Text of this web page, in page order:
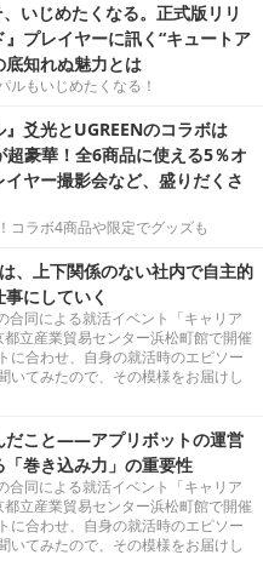
いじめたくなる。正式版リリ
プレイヤーに訊く“キュートア
底知れぬ魅力とは
ルもいじめたくなる！
』爻光とUGREENのコラボは
超豪華！全6商品に使える5％オ
ヤー撮影会など、盛りだくさ
コラボ4商品や限定でグッズも
、上下関係のない社内で自主的
にしていく
同による就活イベント「キャリア
立産業貿易センター浜松町館で開催
に合わせ、自身の就活時のエピソー
いてみたので、その模様をお届けし
だこと――アプリボットの運営
巻き込み力」の重要性
同による就活イベント「キャリア
立産業貿易センター浜松町館で開催
に合わせ、自身の就活時のエピソー
いてみたので、その模様をお届けし